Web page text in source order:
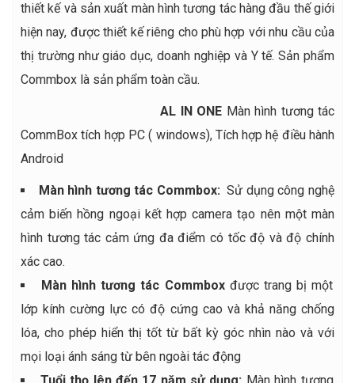
thiết kế và sản xuất màn hình tương tác hàng đầu thế giới
hiện nay, được thiết kế riêng cho phù hợp với nhu cầu của
thị trường như giáo dục, doanh nghiệp và Y tế. Sản phẩm
Commbox là sản phẩm toàn cầu.
AL IN ONE Màn hình tương tác
CommBox tích hợp PC ( windows), Tích hợp hệ điều hành
Android
Màn hình tương tác Commbox: Sử dụng công nghệ
cảm biến hồng ngoại kết hợp camera tạo nên một màn
hình tương tác cảm ứng đa điểm có tốc độ và độ chính
xác cao.
Màn hình tương tác Commbox được trang bị một
lớp kính cường lực có độ cứng cao và khả năng chống
lóa, cho phép hiển thị tốt từ bất kỳ góc nhìn nào và với
mọi loại ánh sáng từ bên ngoài tác động